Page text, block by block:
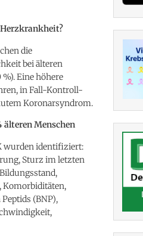
die
bei älteren
Eine höhere
in Fall-Kontroll-
Koronarsyndrom.
älteren Menschen
wurden identifiziert:
Sturz im letzten
Komorbiditäten,
(BNP),